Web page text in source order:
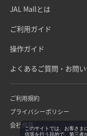
JAL Mallとは
ご利用ガイド
操作ガイド
よくあるご質問・お問
ご利用規約
プライバシーポリシー
会社概要このサイトでは、お客さま
信等を行う目的で、第三者